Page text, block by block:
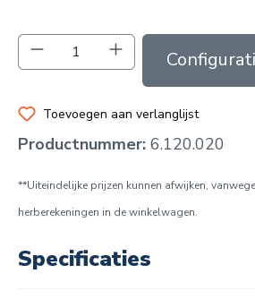
Producthoeveelheid:In de
Toevoegen aan verlanglijst
Productnummer: 6.120.020
**Uiteindelijke prijzen kunnen afwijken,
herberekeningen in de winkelwagen.
Specificaties